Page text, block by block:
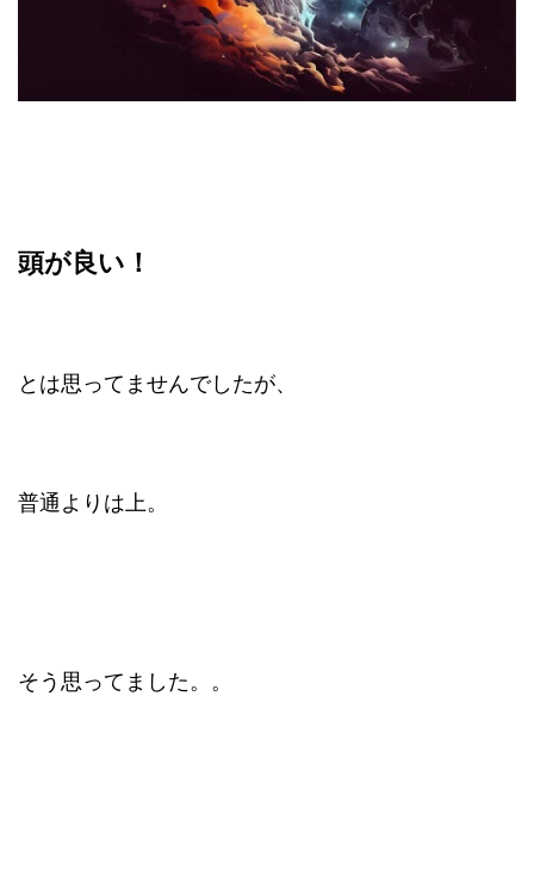
頭が良い！
とは思ってませんでしたが、
普通よりは上。
そう思ってました。。